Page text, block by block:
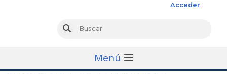
Acceder
Buscar
Menú